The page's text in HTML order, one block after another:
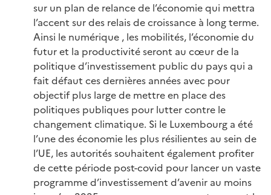
sur un plan de relance de l’économie qui mettra
l’accent sur des relais de croissance à long terme.
Ainsi le numérique , les mobilités, l’économie du
futur et la productivité seront au cœur de la
politique d’investissement public du pays qui a
fait défaut ces dernières années avec pour
objectif plus large de mettre en place des
politiques publiques pour lutter contre le
changement climatique. Si le Luxembourg a été
l’une des économie les plus résilientes au sein de
l’UE, les autorités souhaitent également profiter
de cette période post-covid pour lancer un vaste
programme d’investissement d’avenir au moins